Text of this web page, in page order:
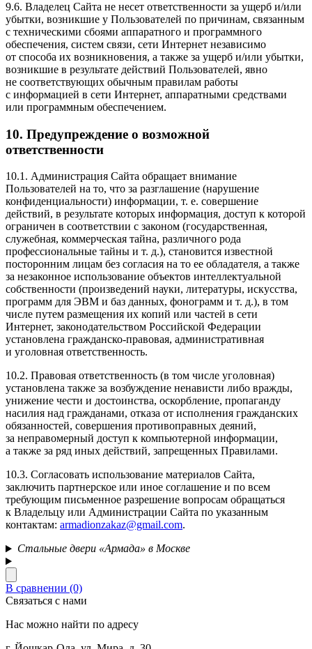
9.6. Владелец Сайта не несет ответственности за ущерб и/или
убытки, возникшие у Пользователей по причинам, связанным
с техническими сбоями аппаратного и программного
обеспечения, систем связи, сети Интернет независимо
от способа их возникновения, а также за ущерб и/или убытки,
возникшие в результате действий Пользователей, явно
не соответствующих обычным правилам работы
с информацией в сети Интернет, аппаратными средствами
или программным обеспечением.
10. Предупреждение о возможной
ответственности
10.1. Администрация Сайта обращает внимание
Пользователей на то, что за разглашение (нарушение
конфиденциальности) информации, т. е. совершение
действий, в результате которых информация, доступ к которой
ограничен в соответствии с законом (государственная,
служебная, коммерческая тайна, различного рода
профессиональные тайны и т. д.), становится известной
посторонним лицам без согласия на то ее обладателя, а также
за незаконное использование объектов интеллектуальной
собственности (произведений науки, литературы, искусства,
программ для ЭВМ и баз данных, фонограмм и т. д.), в том
числе путем размещения их копий или частей в сети
Интернет, законодательством Российской Федерации
установлена гражданско-правовая, административная
и уголовная ответственность.
10.2. Правовая ответственность (в том числе уголовная)
установлена также за возбуждение ненависти либо вражды,
унижение чести и достоинства, оскорбление, пропаганду
насилия над гражданами, отказа от исполнения гражданских
обязанностей, совершения противоправных деяний,
за неправомерный доступ к компьютерной информации,
а также за ряд иных действий, запрещенных Правилами.
10.3. Согласовать использование материалов Сайта,
заключить партнерское или иное соглашение и по всем
требующим письменное разрешение вопросам обращаться
к Владельцу или Администрации Сайта по указанным
контактам: armadionzakaz@gmail.com.
Стальные двери «Армада» в Москве
В сравнении (0)
Связаться с нами
Нас можно найти по адресу